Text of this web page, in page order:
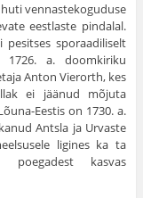
vennaste­koguduse
eestlaste pindalal.
sporaadiliselt
1726. a. doomkiriku
Anton Vierorth, kes
ei jäänud mõjuta
Eestis on 1730. a.
Antsla ja Urvaste
ligines ka ta
kasvas